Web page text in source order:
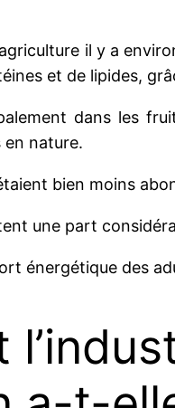
il y a
et de lipides,
dans les
en nature.
bien moins
une part
énergétique des